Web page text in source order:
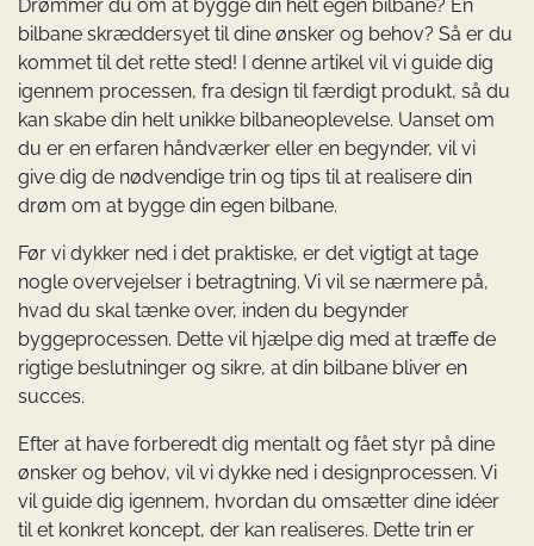
Drømmer du om at bygge din helt egen bilbane? En
bilbane skræddersyet til dine ønsker og behov? Så er du
kommet til det rette sted! I denne artikel vil vi guide dig
igennem processen, fra design til færdigt produkt, så du
kan skabe din helt unikke bilbaneoplevelse. Uanset om
du er en erfaren håndværker eller en begynder, vil vi
give dig de nødvendige trin og tips til at realisere din
drøm om at bygge din egen bilbane.
Før vi dykker ned i det praktiske, er det vigtigt at tage
nogle overvejelser i betragtning. Vi vil se nærmere på,
hvad du skal tænke over, inden du begynder
byggeprocessen. Dette vil hjælpe dig med at træffe de
rigtige beslutninger og sikre, at din bilbane bliver en
succes.
Efter at have forberedt dig mentalt og fået styr på dine
ønsker og behov, vil vi dykke ned i designprocessen. Vi
vil guide dig igennem, hvordan du omsætter dine idéer
til et konkret koncept, der kan realiseres. Dette trin er